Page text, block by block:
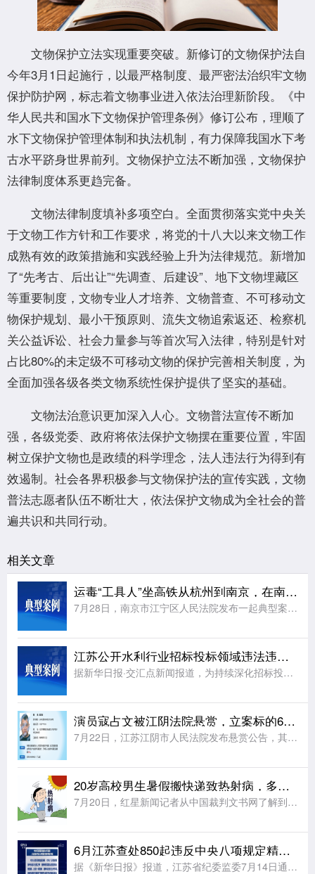
文物保护立法实现重要突破。新修订的文物保护法自
今年3月1日起施行，以最严格制度、最严密法治织牢文物
保护防护网，标志着文物事业进入依法治理新阶段。《中
华人民共和国水下文物保护管理条例》修订公布，理顺了
水下文物保护管理体制和执法机制，有力保障我国水下考
古水平跻身世界前列。文物保护立法不断加强，文物保护
法律制度体系更趋完备。
文物法律制度填补多项空白。全面贯彻落实党中央关
于文物工作方针和工作要求，将党的十八大以来文物工作
成熟有效的政策措施和实践经验上升为法律规范。新增加
了“先考古、后出让”“先调查、后建设”、地下文物埋藏区
等重要制度，文物专业人才培养、文物普查、不可移动文
物保护规划、最小干预原则、流失文物追索返还、检察机
关公益诉讼、社会力量参与等首次写入法律，特别是针对
占比80%的未定级不可移动文物的保护完善相关制度，为
全面加强各级各类文物系统性保护提供了坚实的基础。
文物法治意识更加深入人心。文物普法宣传不断加
强，各级党委、政府将依法保护文物摆在重要位置，牢固
树立保护文物也是政绩的科学理念，法人违法行为得到有
效遏制。社会各界积极参与文物保护法的宣传实践，文物
普法志愿者队伍不断壮大，依法保护文物成为全社会的普
遍共识和共同行动。
相关文章
运毒“工具人”坐高铁从杭州到南京，在南京地铁出口处花坛中“埋毒包”，“无接触式贩毒”被判刑！
7月28日，南京市江宁区人民法院发布一起典型案例：一名男子接受上家指令，坐高铁将含有毒品成分的电子烟弹从杭州运至南京，并藏匿在地铁花神庙站一号出口旁的花坛处。监控录像拍下了他埋藏“毒包”的全过程。监控
江苏公开水利行业招标投标领域违法违规典型案例
据新华日报·交汇点新闻报道，为持续深化招标投标领域突出问题专项整治，严厉打击各类违法违规行为，强化执法震慑、做实以案释法警示教育，切实维护公开、公平、公正和诚实信用的市场交易秩序，持续优化公共资源交易
演员寇占文被江阴法院悬赏，立案标的6945937.07元，曾出演《春光灿烂猪八戒》《逐玉》《镖人》等
7月22日，江苏江阴市人民法院发布悬赏公告，其中，中国内地男演员寇占文赫然在列，执行案号：(2025)苏0281执恢1320号;身份证号：1101***1119;住址:北京市朝阳区将台路乙2号2号楼1
20岁高校男生暑假搬快递致热射病，多脏器功能衰竭
7月20日，红星新闻记者从中国裁判文书网了解到，日前，上海市第二中级人民法院(以下简称上海第二中院)公布的一份判决书显示，一名当时20岁的高校男生田某甲在暑假从事快递装卸工作时，因出现中暑症状被送医救
6月江苏查处850起违反中央八项规定精神问题
据《新华日报》报道，江苏省纪委监委7月14日通报，2026年6月，江苏省共查处违反中央八项规定精神问题850起，批评教育和处理955人、其中给予党纪政务处分939人。从问题类型看，查处形式主义、官僚主